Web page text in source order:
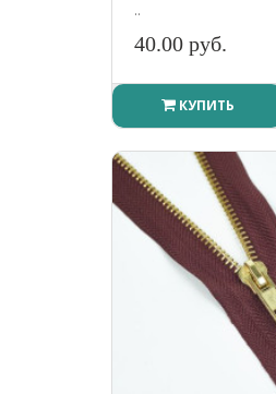
..
40.00 руб.
КУПИТЬ